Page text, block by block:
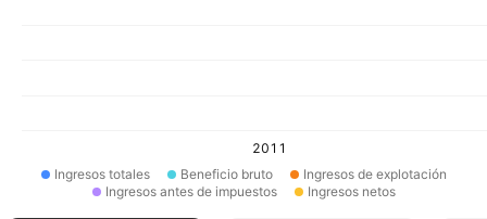
2011
Ingresos totales
Beneficio bruto
Ingresos de explotación
Ingresos antes de impuestos
Ingresos netos